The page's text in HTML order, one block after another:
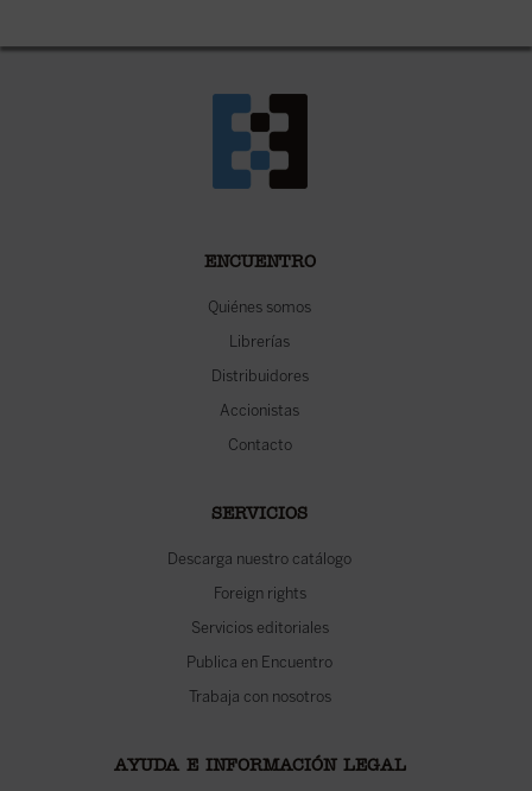
ENCUENTRO
Quiénes somos
Librerías
Distribuidores
Accionistas
Contacto
SERVICIOS
Descarga nuestro catálogo
Foreign rights
Servicios editoriales
Publica en Encuentro
Trabaja con nosotros
AYUDA E INFORMACIÓN LEGAL